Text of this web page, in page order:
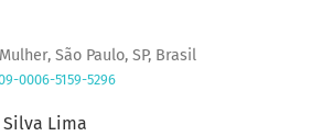
São Paulo, SP, Brasil
0006-5159-5296
Silva Lima